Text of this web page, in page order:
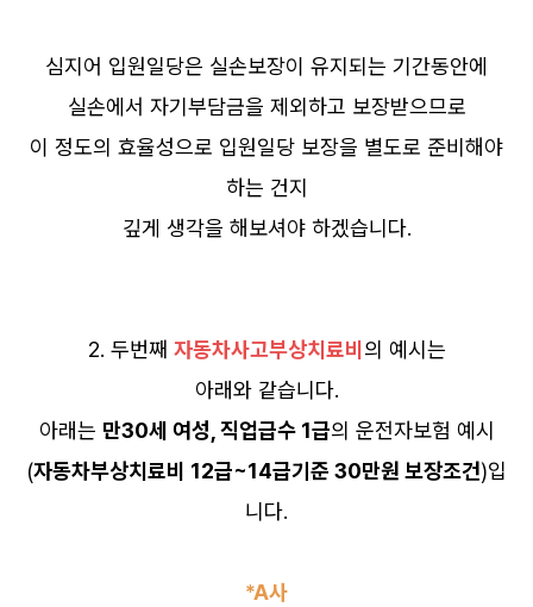
심지어 입원일당은 실손보장이 유지되는 기간동안에
실손에서 자기부담금을 제외하고 보장받으므로
이 정도의 효율성으로 입원일당 보장을 별도로 준비해야
하는 건지
깊게 생각을 해보셔야 하겠습니다.
2. 두번째 자동차사고부상치료비 의 예시는
아래와 같습니다.
아래는 만30세 여성, 직업급수 1급의 운전자보험 예시
(자동차부상치료비 12급~14급기준 30만원 보장조건)입
니다.
*A사